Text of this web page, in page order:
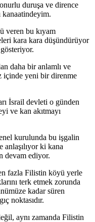
duruşa ve dirence
kanaatindeyim.
veren bu kıyam
kara kara düşündürüyor
daha bir anlamlı ve
içinde yeni bir direnme
İsrail devleti o günden
ve kan akıtmayı
kurulunda bu işgalin
anlaşılıyor ki kana
devam ediyor.
fazla Filistin köyü yerle
terk etmek zorunda
kadar süren
noktasıdır.
aynı zamanda Filistin